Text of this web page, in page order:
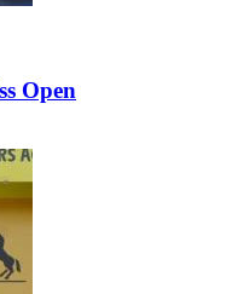
Open